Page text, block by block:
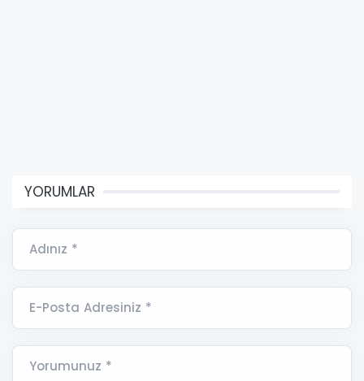
YORUMLAR
Adınız *
E-Posta Adresiniz *
Yorumunuz *